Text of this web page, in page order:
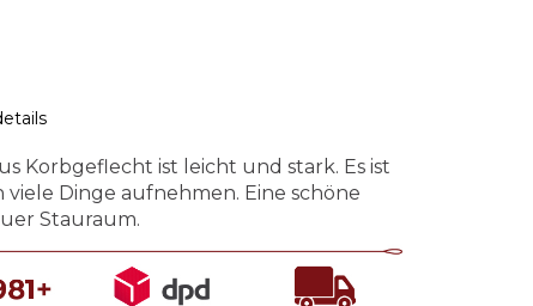
Korbgeflecht ist leicht und stark. Es ist
Dinge aufnehmen. Eine schöne
Stauraum.